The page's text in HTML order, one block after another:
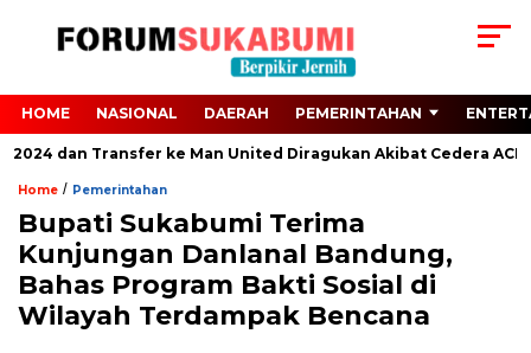
HOME NASIONAL DAERAH PEMERINTAHAN
dan Transfer ke Man United Diragukan Akibat Cedera ACL
Home / Pemerintahan
Bupati Sukabumi Terima
Kunjungan Danlanal Bandung,
Bahas Program Bakti Sosial di
Wilayah Terdampak Bencana